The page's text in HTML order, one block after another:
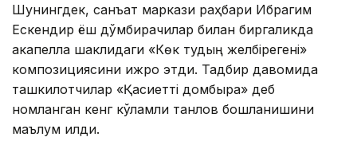
Шунингдек, санъат маркази раҳбари Ибрагим
Ескендир ёш дўмбирачилар билан биргаликда
акапелла шаклидаги «Көк тудың желбірегені»
композициясини ижро этди. Тадбир давомида
ташкилотчилар «Қасиетті домбыра» деб
номланган кенг кўламли танлов бошланишини
маълум қилди.